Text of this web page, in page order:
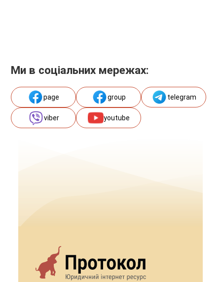
Ми в соціальних мережах:
page group telegram
viber youtube